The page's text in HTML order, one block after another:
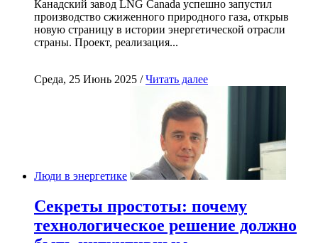
Канадский завод LNG Canada успешно запустил
производство сжиженного природного газа, открыв
новую страницу в истории энергетической отрасли
страны. Проект, реализация...
Среда, 25 Июнь 2025 /Читать далее
Люди в энергетике
Секреты простоты: почему
технологическое решение должно